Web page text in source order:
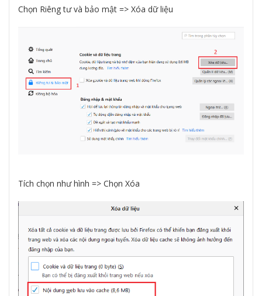
Chọn Riêng tư và bảo mật => Xóa dữ liệu
Tích chọn như hình => Chọn Xóa